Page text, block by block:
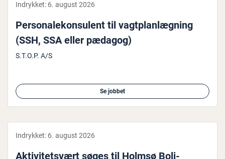
Indrykket: 6. august 2026
Per­so­na­le­kon­su­lent til vagt­plan­læg­ning
(SSH, SSA eller pædagog)
S.T.O.P. A/S
Se jobbet
Indrykket: 6. august 2026
Ak­ti­vi­tetsvært søges til Holmsø Bo­li­